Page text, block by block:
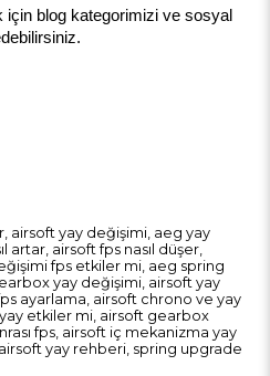
için blog kategorimizi ve sosyal
airsoft yay değişimi, aeg yay
artar, airsoft fps nasıl düşer,
fps etkiler mi, aeg spring
yay değişimi, airsoft yay
ayarlama, airsoft chrono ve yay
etkiler mi, airsoft gearbox
fps, airsoft iç mekanizma yay
yay rehberi, spring upgrade